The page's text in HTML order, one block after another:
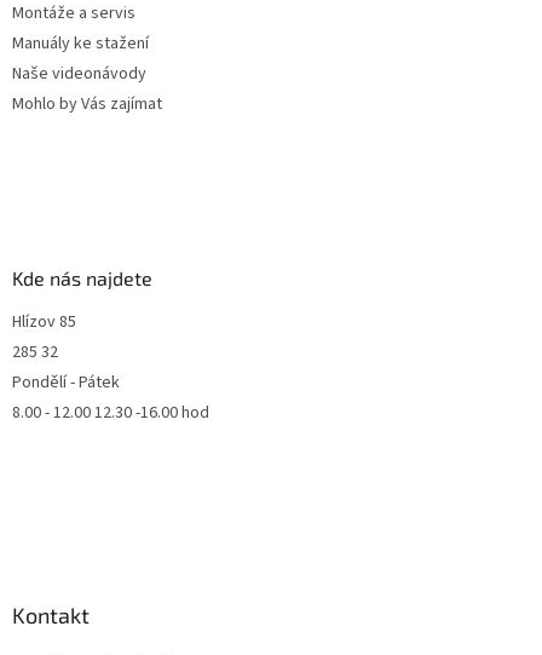
Montáže a servis
Manuály ke stažení
Naše videonávody
Mohlo by Vás zajímat
Kde nás najdete
Hlízov 85
285 32
Pondělí - Pátek
8.00 - 12.00 12.30 -16.00 hod
Kontakt